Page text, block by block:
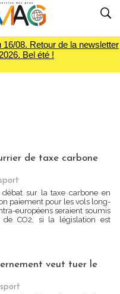
08. Retour de la newsletter
Bel été !
de taxe carbone
sur la taxe carbone en
paiement pour les vols long-
européens seraient soumis
CO2, si la législation est
veut tuer le